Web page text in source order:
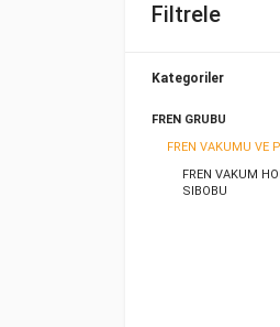
Filtrele
Kategoriler
FREN GRUBU
FREN VAKUMU VE
FREN VAKUM
SIBOBU